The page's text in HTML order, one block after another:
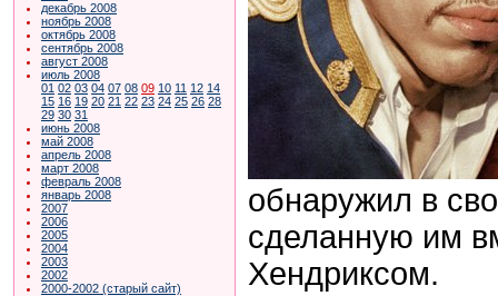
декабрь 2008
ноябрь 2008
октябрь 2008
сентябрь 2008
август 2008
июль 2008
01 02 03 04 07 08 09 10 11 12 14
15 16 19 20 21 22 23 24 25 26 28
29 30 31
июнь 2008
май 2008
апрель 2008
март 2008
февраль 2008
январь 2008
2007
2006
2005
2004
2003
2002
2000-2002 (старый сайт)
обнаружил в
сделанную им
Хендриксом.